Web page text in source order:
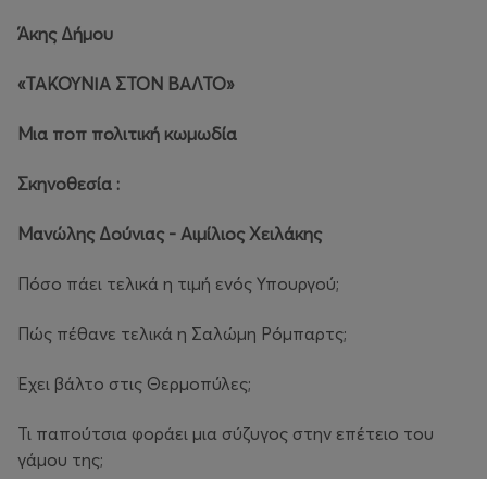
Άκης Δήμου
«ΤΑΚΟΥΝΙΑ ΣΤΟΝ ΒΑΛΤΟ»
Μια ποπ πολιτική κωμωδία
Σκηνοθεσία :
Μανώλης Δούνιας - Αιμίλιος Χειλάκης
Πόσο πάει τελικά η τιμή ενός Υπουργού;
Πώς πέθανε τελικά η Σαλώμη Ρόμπαρτς;
Έχει βάλτο στις Θερμοπύλες;
Τι παπούτσια φοράει μια σύζυγος στην επέτειο του
γάμου της;